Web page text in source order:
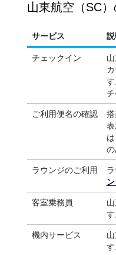
山東航空（SC
サービス 説
チェックイン
チ
ご利用便名の確認
の
ラウンジのご利用
客室乗務員
す
機内サービス
す